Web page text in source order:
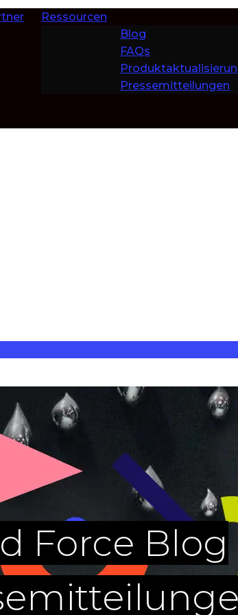
Ressourcen
Blog
FAQs
Pressemitteilungen
Force Blog